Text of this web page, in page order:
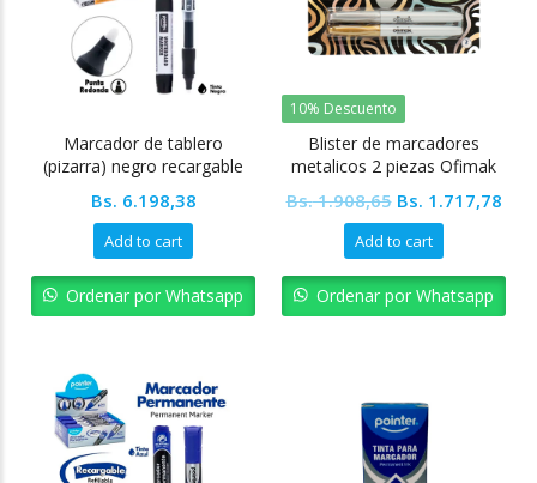
Marcador de tablero
(pizarra) negro recargable
Bs. 6.198,38
Add to cart
Ordenar por Whatsapp
10% Descuento
Blister de marcadores
metalicos 2 piezas Ofimak
Bs.1.908,65 Original
price
was:
Bs. 1.908,65.
Bs. 1.717,78
Bs.
Add to cart
Ordenar por Whatsapp